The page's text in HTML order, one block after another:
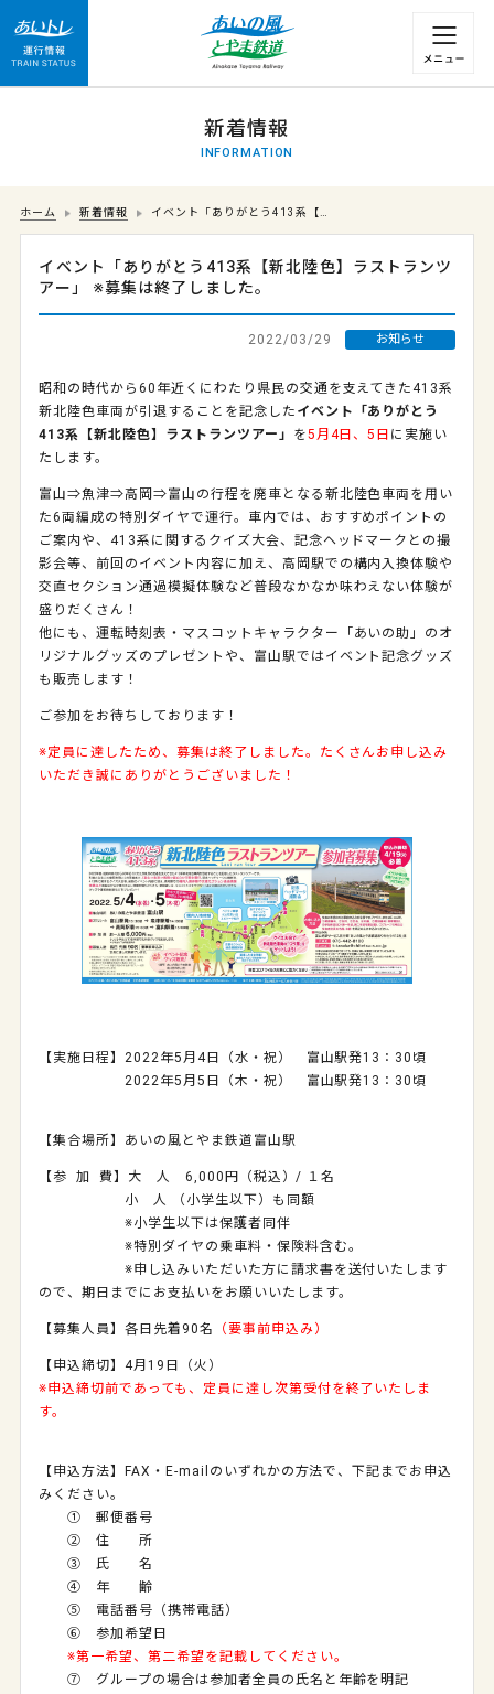
運行情報 列車の遅れ情報等についてはこちら
新着情報
INFORMATION
ホーム 新着情報 イベント「ありがとう413系【…
イベント「ありがとう413系【新北陸色】ラストランツ
アー」 ※募集は終了しました。
2022/03/29 お知らせ
昭和の時代から60年近くにわたり県民の交通を支えてきた413系
新北陸色車両が引退することを記念した イベント「ありがとう
413系【新北陸色】ラストランツアー」 を5月4日、5日 に実施い
たします。
富山⇒魚津⇒高岡⇒富山の行程を廃車となる新北陸色車両を用い
た6両編成の特別ダイヤで運行。車内では、おすすめポイントの
ご案内や、413系に関するクイズ大会、記念ヘッドマークとの撮
影会等、前回のイベント内容に加え、高岡駅での構内入換体験や
交直セクション通過模擬体験など普段なかなか味わえない体験が
盛りだくさん！
他にも、運転時刻表・マスコットキャラクター「あいの助」のオ
リジナルグッズのプレゼントや、富山駅ではイベント記念グッズ
も販売します！
ご参加をお待ちしております！
※定員に達したため、募集は終了しました。たくさんお申し込み
いただき誠にありがとうございました！
【実施日程】2022年5月4日（水・祝）
富山駅発13：30頃
2022年5月5日（木・祝） 富山駅発13：30頃
【集合場所】あいの風とやま鉄道富山駅
【参 加 費】大 人 6,000円（税込）/ １名
小 人 （小学生以下）も同額
※小学生以下は保護者同伴
※特別ダイヤの乗車料・保険料含む。
※申し込みいただいた方に請求書を送付いたします
ので、期日までにお支払いをお願いいたします。
【募集人員】各日先着90名 （要事前申込み）
【申込締切】4月19日（火）
※申込締切前であっても、定員に達し次第受付を終了いたしま
す。
【申込方法】FAX・E-mailのいずれかの方法で、下記までお申込
みください。
① 郵便番号
② 住 所
③ 氏 名
④ 年 齢
⑤ 電話番号（携帯電話）
⑥ 参加希望日
※第一希望、第二希望を記載してください。
⑦ グループの場合は参加者全員の氏名と年齢を明記